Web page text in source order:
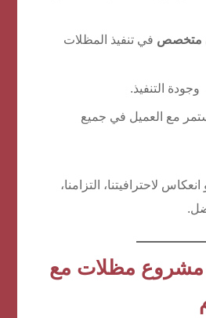
متخصص في تنفيذ المظلات
وجودة التنفيذ.
مع العميل في جميع
لاحترافيتنا، التزامنا،
مشروع مظلات مع